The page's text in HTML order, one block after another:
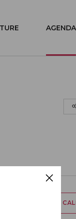
AGENDA
AJOUTER À MON